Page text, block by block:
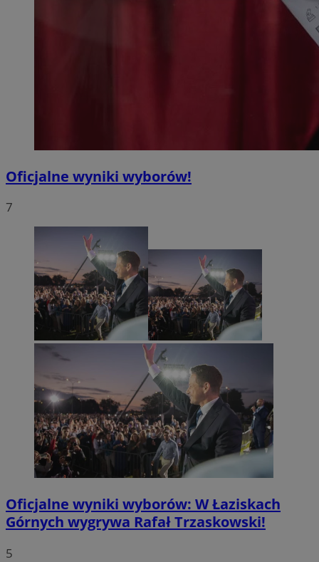
Oficjalne wyniki wyborów!
7
Oficjalne wyniki wyborów: W Łaziskach
Górnych wygrywa Rafał Trzaskowski!
5